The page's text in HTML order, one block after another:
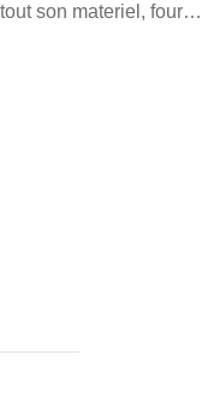
son materiel, four
Proprio). "